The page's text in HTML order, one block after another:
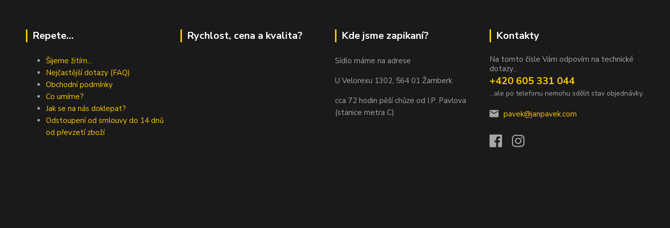
Repete...
Šijeme žitím...
Nejčastější dotazy (FAQ)
Obchodní podmínky
Co umíme?
Jak se na nás doklepat?
Odstoupení od smlouvy do 14 dnů
od převzetí zboží
Rychlost, cena a kvalita? Kde jsme zapikaní?
Sídlo máme na adrese
U Velorexu 1302, 564 01 Žamberk
cca 72 hodin pěší chůze od I.P. Pavlova
(stanice metra C)
Kontakty
Na tomto čísle Vám odpovím na technické
dotazy...
+420 605 331 044
...ale po telefonu nemohu sdělit stav objednávky.
pavek@janpavek.com